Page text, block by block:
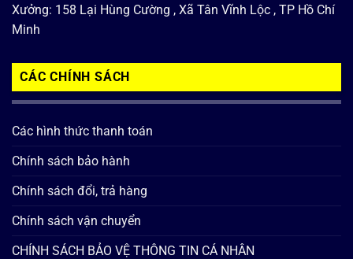
Xưởng: 158 Lại Hùng Cường , Xã Tân Vĩnh Lộc , TP Hồ Chí
Minh
CÁC CHÍNH SÁCH
Các hình thức thanh toán
Chính sách bảo hành
Chính sách đổi, trả hàng
Chính sách vận chuyển
CHÍNH SÁCH BẢO VỆ THÔNG TIN CÁ NHÂN